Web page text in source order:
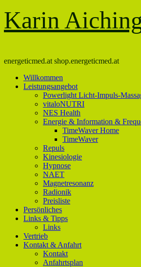
Karin
energeticmed.at shop.energeticmed.at
Willkommen
Leistungsangebot
Powerlight Licht-Impuls-
vitaloNUTRI
NES Health
Energie & Information &
TimeWaver Home
TimeWaver
Repuls
Kinesiologie
Hypnose
NAET
Magnetresonanz
Radionik
Preisliste
Persönliches
Links & Tipps
Links
Vertrieb
Kontakt & Anfahrt
Kontakt
Anfahrtsplan